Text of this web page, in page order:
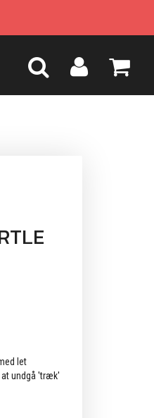
let
undgå 'træk'